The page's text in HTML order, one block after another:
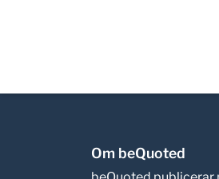
Om beQuoted